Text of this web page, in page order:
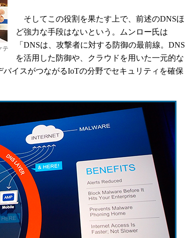
テ
そしてこの役割を果たす上で、前述のDNSほ
ど強力な手段はないという。ムンロー氏は
「DNSは、攻撃者に対する防御の最前線。DNS
を活用した防御や、クラウドを用いた一元的な
イスがつながるIoTの分野でセキュリティを確保